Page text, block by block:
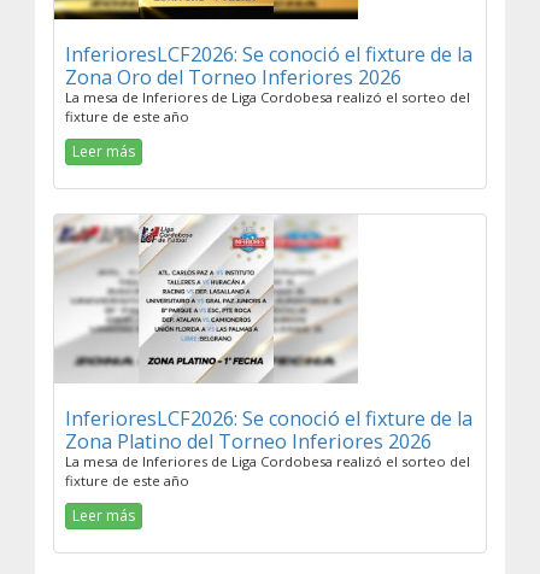
InferioresLCF2026: Se conoció el fixture de la
Zona Oro del Torneo Inferiores 2026
La mesa de Inferiores de Liga Cordobesa realizó el sorteo del
fixture de este año
Leer más
InferioresLCF2026: Se conoció el fixture de la
Zona Platino del Torneo Inferiores 2026
La mesa de Inferiores de Liga Cordobesa realizó el sorteo del
fixture de este año
Leer más